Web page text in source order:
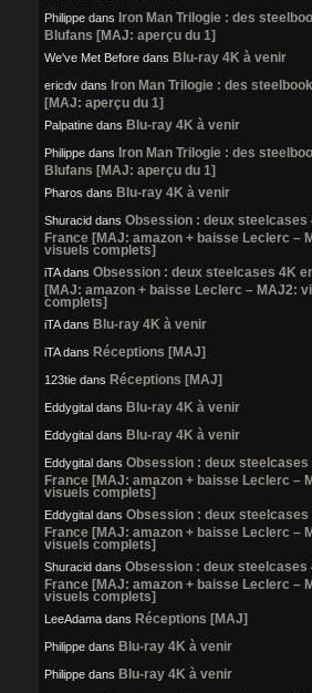
Philippe dans Iron Man Trilogie : des
Blufans [MAJ: aperçu du 1]
We've Met Before dans Blu-ray 4K à venir
ericdv dans Iron Man Trilogie : des
[MAJ: aperçu du 1]
Palpatine dans Blu-ray 4K à venir
Philippe dans Iron Man Trilogie : des
Blufans [MAJ: aperçu du 1]
Pharos dans Blu-ray 4K à venir
Shuracid dans Obsession : deux steelcases
France [MAJ: amazon + baisse Leclerc –
visuels complets]
iTAdans Obsession : deux steelcases 4K
[MAJ: amazon + baisse Leclerc – MAJ2:
complets]
iTAdans Blu-ray 4K à venir
iTAdans Réceptions [MAJ]
123tie dans Réceptions [MAJ]
Eddygital dans Blu-ray 4K à venir
Eddygital dans Blu-ray 4K à venir
Eddygital dans Obsession : deux steelcases
France [MAJ: amazon + baisse Leclerc –
visuels complets]
Eddygital dans Obsession : deux steelcases
France [MAJ: amazon + baisse Leclerc –
visuels complets]
Shuracid dans Obsession : deux steelcases
France [MAJ: amazon + baisse Leclerc –
visuels complets]
LeeAdama dans Réceptions [MAJ]
Philippe dans Blu-ray 4K à venir
Philippe dans Blu-ray 4K à venir